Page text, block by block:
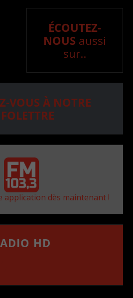
ÉCOUTEZ-
NOUS aussi
sur..
VOUS À NOTRE
application dès maintenant !
HD